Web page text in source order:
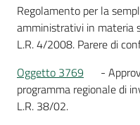
Regolamento per la
amministrativi in materia
L.R. 4/2008. Parere di
Oggetto 3769
-
programma regionale di
L.R. 38/02.